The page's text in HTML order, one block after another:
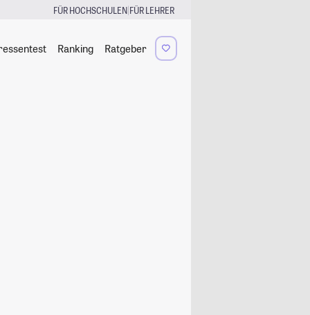
FÜR HOCHSCHULEN|FÜR LEHRER
Ranking Ratgeber